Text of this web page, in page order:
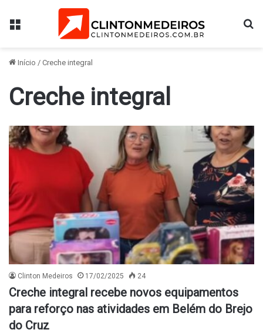
Menu
Início / Creche integral
Creche integral
Clinton Medeiros 17/02/2025 24
Creche integral recebe novos equipamentos
para reforço nas atividades em Belém do Brejo
do Cruz